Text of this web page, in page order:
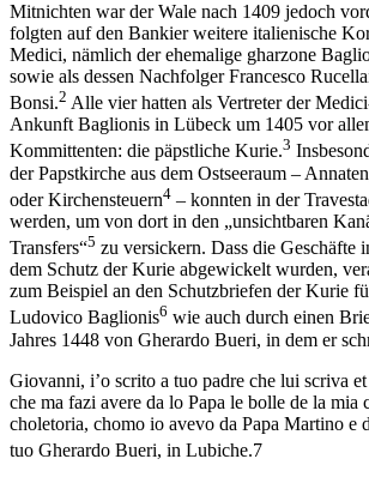
Mitnichten warder Wale nach 1409 jedoch
folgten auf den Bankier weitere italienische
Medici, nämlich der ehemalige gharzone
sowie als dessen Nachfolger Francesco
Bonsi.2 Alle vier hatten als Vertreter der
Ankunft Baglionis in Lübeck um 1405 vor
Kommittenten: die päpstliche Kurie.3
der Papstkirche aus dem Ostseeraum –
oder Kirchensteuern4 – konnten in der
werden, um von dort in den „unsichtbaren
Transfers“5 zu versickern. Dass die Geschäfte
dem Schutz der Kurie abgewickelt wurden,
zum Beispiel an den Schutzbriefen der Kurie
Ludovico Baglionis6 wie auch durch einen
Jahres 1448 von Gherardo Bueri, in dem er
Giovanni, i’o scrito a tuo padre che lui scriva
che ma fazi avere da lo Papa le bolle de la mia
choletoria, chomo io avevo da Papa Martino e
tuo Gherardo Bueri, in Lubiche.7